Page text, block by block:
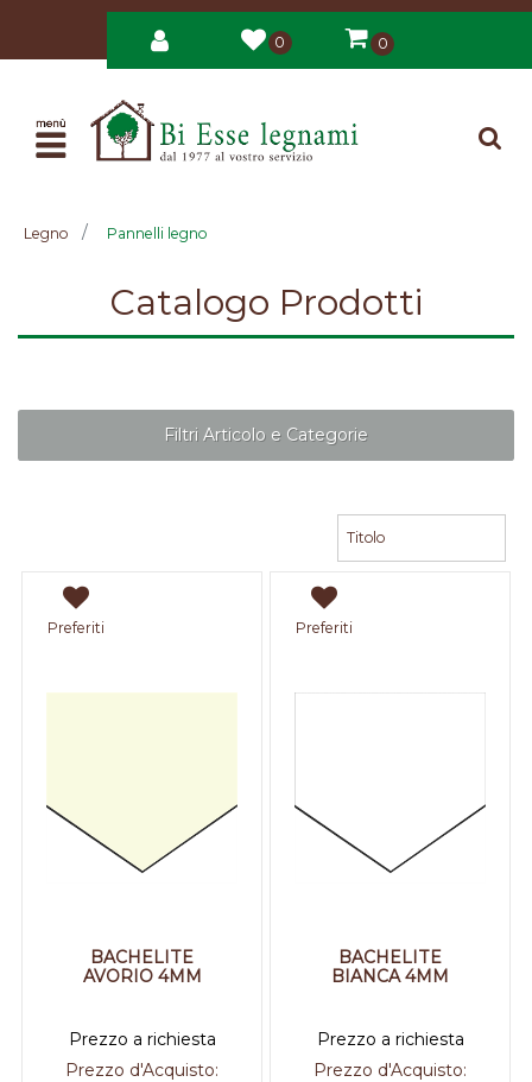
0 0
Open
Legno Pannelli legno
Catalogo Prodotti
Filtri Articolo e Categorie
Preferiti
BACHELITE
AVORIO 4MM
Prezzo a richiesta
Prezzo d'Acquisto:
Preferiti
BACHELITE
BIANCA 4MM
Prezzo a richiesta
Prezzo d'Acquisto: